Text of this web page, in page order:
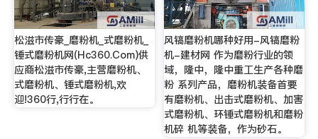
松滋市传豪_磨粉机_式磨粉机_
锤式磨粉机网(Hc360.Com)供
应商松滋市传豪,主营磨粉机、
式磨粉机、锤式磨粉机,欢
迎!360行,行行在。
风镐磨粉机哪种好用-风镐磨粉
机-建材网 作为磨粉行业的领
域，隆中，隆中重工生产各种磨
粉 系列产品，磨粉机装备首要
有磨粉机、出击式磨粉机、加害
式磨粉机、环锤式磨粉机和磨粉
机碎 机等装备，作为砂石。